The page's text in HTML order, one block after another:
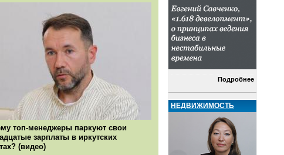
топ-менеджеры паркуют свои
зарплаты в иркутских
(видео)
Подробнее
НЕДВИЖИМОСТЬ